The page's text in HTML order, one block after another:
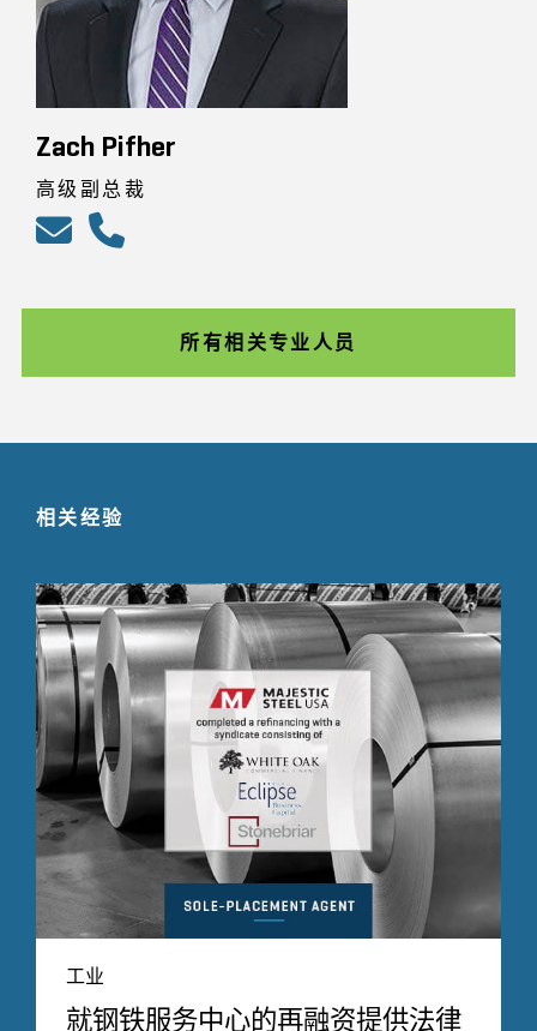
Zach Pifher
高级副总裁
所有相关专业人员
相关经验
工业
就钢铁服务中心的再融资提供法律